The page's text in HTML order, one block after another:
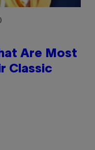
Are Most
Classic